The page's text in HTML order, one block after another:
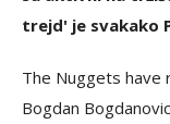
trejd' je svakako
The Nuggets have
Bogdan